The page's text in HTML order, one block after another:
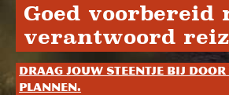
Goed voorbereid
verantwoord
Draag jouw steentje bij
plannen.